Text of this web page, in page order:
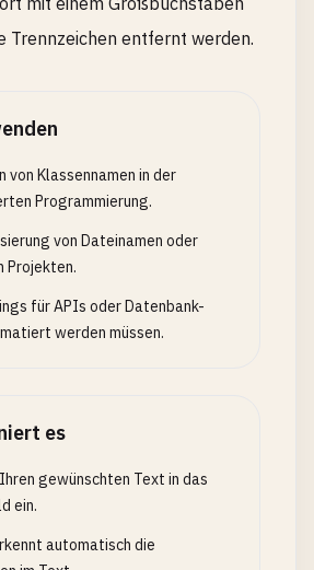
Trennzeichen entfernt werden.
von Klassennamen in der
Programmierung.
von Dateinamen oder
Projekten.
für APIs oder Datenbank-
werden müssen.
es
gewünschten Text in das
ein.
automatisch die